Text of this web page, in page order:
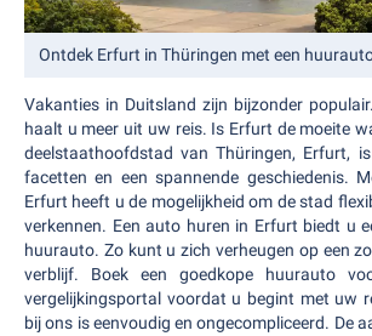
Ontdek Erfurt in Thüringen met een
Vakanties in Duitsland zijn bijzonder
haalt u meer uit uw reis. Is Erfurt de moeite
deelstaathoofdstad van Thüringen, Erfurt,
facetten en een spannende geschiedenis.
Erfurt heeft u de mogelijkheid om de stad
verkennen. Een auto huren in Erfurt biedt u
huurauto. Zo kunt u zich verheugen op een
verblijf. Boek een goedkope huurauto
vergelijkingsportal voordat u begint met uw
bij ons is eenvoudig en ongecompliceerd. De